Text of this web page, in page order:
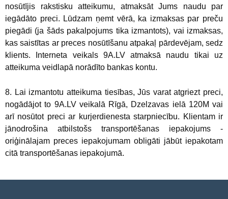
nosūtījis rakstisku atteikumu, atmaksāt Jums naudu par
iegādāto preci. Lūdzam ņemt vērā, ka izmaksas par preču
piegādi (ja šāds pakalpojums tika izmantots), vai izmaksas,
kas saistītas ar preces nosūtīšanu atpakaļ pārdevējam, sedz
klients. Interneta veikals 9A.LV atmaksā naudu tikai uz
atteikuma veidlapā norādīto bankas kontu.
8. Lai izmantotu atteikuma tiesības, Jūs varat atgriezt preci,
nogādājot to 9A.LV veikalā Rīgā, Dzelzavas ielā 120M vai
arī nosūtot preci ar kurjerdienesta starpniecību. Klientam ir
jānodrošina atbilstošs transportēšanas iepakojums -
oriģinālajam preces iepakojumam obligāti jābūt iepakotam
citā transportēšanas iepakojumā.